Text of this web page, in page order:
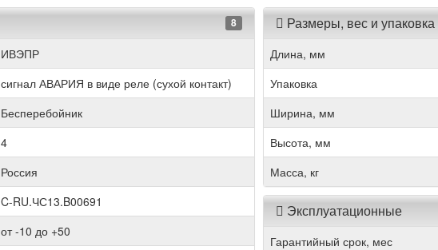
8
ИВЭПР
сигнал АВАРИЯ в виде реле (сухой контакт)
Бесперебойник
4
Россия
C-RU.ЧС13.B00691
от -10 до +50
Размеры, вес и упаковка
Длина, мм
Упаковка
Ширина, мм
Высота, мм
Масса, кг
Эксплуатационные
Гарантийный срок, мес